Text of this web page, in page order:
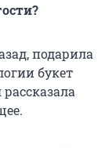
подарила
букет